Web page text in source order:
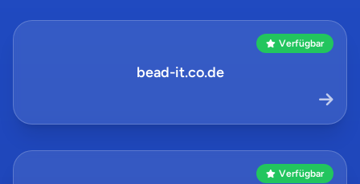
Verfügbar
bead-it.co.de
Verfügbar